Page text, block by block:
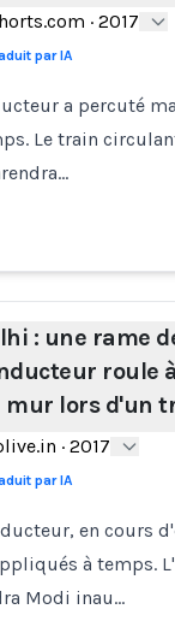
· 2017
par IA
a percuté
Le train
: une rame
roule
mur lors d'un
· 2017
par IA
en cours
à temps.
Modi inau…